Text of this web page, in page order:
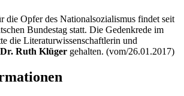
die Opfer des Nationalsozialismus findet seit
Bundestag statt. Die Gedenkrede im
die Literaturwissenschaftlerin und
Ruth Klüger gehalten. (vom/26.01.2017)